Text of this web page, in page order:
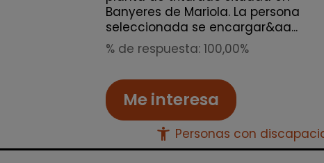
Banyeres de Mariola. La persona
seleccionada se encargar&aa...
% de respuesta: 100,00%
Me interesa
accessibility_new Personas con